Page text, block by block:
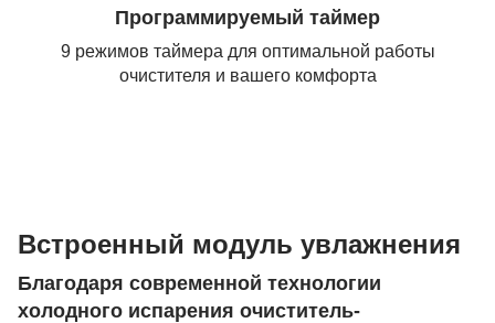
Программируемый таймер
9 режимов таймера для оптимальной работы
очистителя и вашего комфорта
Встроенный модуль увлажнения
Благодаря современной технологии
холодного испарения очиститель-